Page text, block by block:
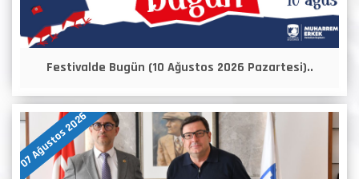
Festivalde Bugün (10 Ağustos 2026 Pazartesi)..
07 Ağustos 2026